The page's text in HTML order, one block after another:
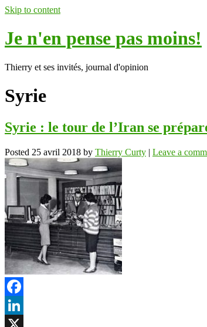
Skip to content
Je n'en pense pas moins!
Thierry et ses invités, journal d'opinion
Syrie
Syrie : le tour de l’Iran se
Posted 25 avril 2018 by Thierry Curty | Leave a
Facebook
LinkedIn